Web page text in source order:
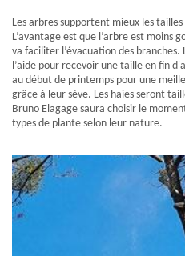
Les arbres supportent mieux les
L’avantage est que l’arbre est moins
va faciliter l’évacuation des branches.
l’aide pour recevoir une taille en fin
au début de printemps pour une
grâce à leur sève. Les haies seront
Bruno Elagage saura choisir le
types de plante selon leur nature.